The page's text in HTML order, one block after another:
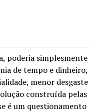
poderia simplesmente
de tempo e dinheiro,
menor desgaste
construída pelas
é um questionamento